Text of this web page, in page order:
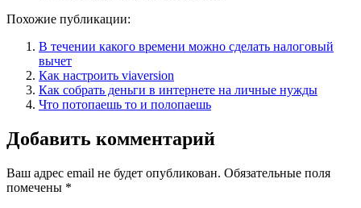
Похожие публикации:
В течении какого времени можно сделать налоговый
вычет
Как настроить viaversion
Как собрать деньги в интернете на личные нужды
Что потопаешь то и полопаешь
Добавить комментарий
Ваш адрес email не будет опубликован. Обязательные поля
помечены *